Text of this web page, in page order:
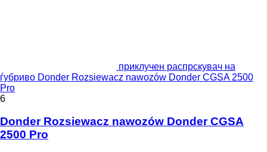
приклучен распрскувач на
ѓубриво Donder Rozsiewacz nawozów Donder CGSA 2500
Pro
6
Donder Rozsiewacz nawozów Donder CGSA
2500 Pro